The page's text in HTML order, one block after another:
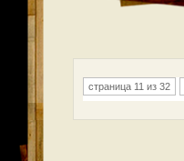
страница 11 из 32